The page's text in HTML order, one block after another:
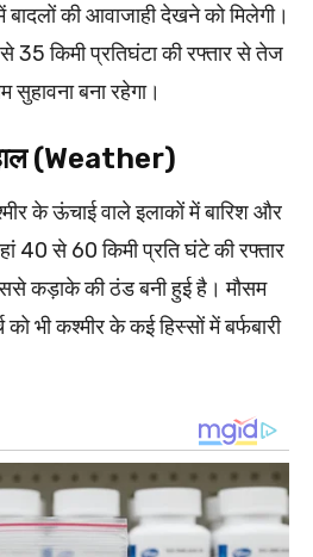
बादलों की आवाजाही देखने को मिलेगी।
किमी प्रतिघंटा की रफ्तार से तेज
बना रहेगा।
(Weather)
के ऊंचाई वाले इलाकों में बारिश और
40 से 60 किमी प्रति घंटे की रफ्तार
कड़ाके की ठंड बनी हुई है। मौसम
भी कश्मीर के कई हिस्सों में बर्फबारी